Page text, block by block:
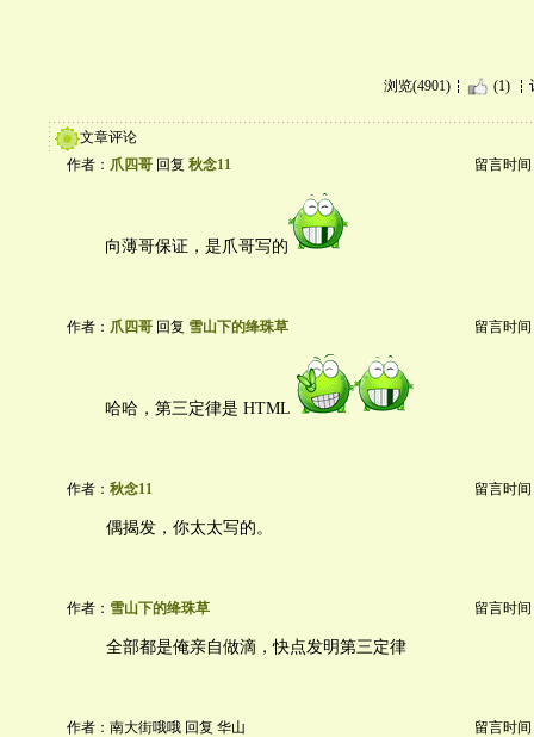
浏览(4901) (1)
文章评论
作者： 爪四哥 回复 秋念11 留言时间
向薄哥保证，是爪哥写的
作者： 爪四哥 回复 雪山下的绛珠草 留言时间
哈哈，第三定律是 HTML
作者： 秋念11 留言时间
偶揭发，你太太写的。
作者： 雪山下的绛珠草 留言时间
全部都是俺亲自做滴，快点发明第三定律
作者：南大街哦哦 回复 华山 留言时间